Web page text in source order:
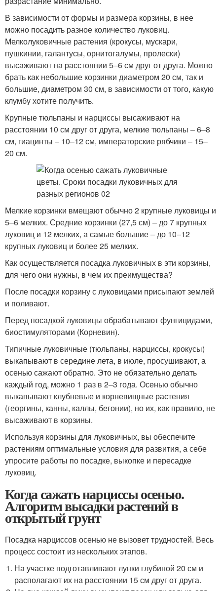
В зависимости от формы и размера корзины, в нее
можно посадить разное количество луковиц.
Мелколуковичные растения (крокусы, мускари,
пушкинии, галантусы, орнитогалумы, пролески)
высаживают на расстоянии 5–6 см друг от друга. Можно
брать как небольшие корзинки диаметром 20 см, так и
большие, диаметром 30 см, в зависимости от того, какую
клумбу хотите получить.
Крупные тюльпаны и нарциссы высаживают на
расстоянии 10 см друг от друга, мелкие тюльпаны – 6–8
см, гиацинты – 10–12 см, императорские рябчики – 15–
20 см.
Мелкие корзинки вмещают обычно 2 крупные луковицы и
5–6 мелких. Средние корзинки (27,5 см) – до 7 крупных
луковиц и 12 мелких, а самые большие – до 10–12
крупных луковиц и более 25 мелких.
Как осуществляется посадка луковичных в эти корзины,
для чего они нужны, в чем их преимущества?
После посадки корзину с луковицами присыпают землей
и поливают.
Перед посадкой луковицы обрабатывают фунгицидами,
биостимуляторами (Корневин).
Типичные луковичные (тюльпаны, нарциссы, крокусы)
выкапывают в середине лета, в июле, просушивают, а
осенью сажают обратно. Это не обязательно делать
каждый год, можно 1 раз в 2–3 года. Осенью обычно
выкапывают клубневые и корневищные растения
(георгины, канны, каллы, бегонии), но их, как правило, не
высаживают в корзины.
Используя корзины для луковичных, вы обеспечите
растениям оптимальные условия для развития, а себе
упросите работы по посадке, выкопке и пересадке
луковиц.
Когда сажать нарциссы осенью.
Алгоритм высадки растений в
открытый грунт
Посадка нарциссов осенью не вызовет трудностей. Весь
процесс состоит из нескольких этапов.
На участке подготавливают лунки глубиной 20 см и
располагают их на расстоянии 15 см друг от друга.